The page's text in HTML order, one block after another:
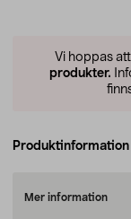
Vi hoppas
produkter.
Produktinformation
Mer information